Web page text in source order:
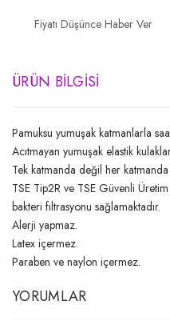
Fiyatı Düşünce Haber Ver
ÜRÜN BILGISI
Pamuksu yumuşak katmanlarla
Acıtmayan yumuşak elastik
Tek katmanda değil her
TSE Tip2R ve TSE Güvenli
bakteri fıltrasyonu sağlamaktadır.
Alerji yapmaz.
Latex içermez.
Paraben ve naylon içermez.
YORUMLAR